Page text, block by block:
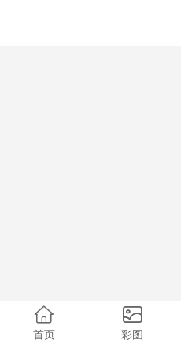
首页 彩图